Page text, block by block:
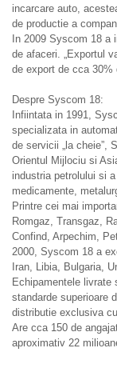
incarcare auto,
de productie a
In 2009 Syscom 18 a
de afaceri. „Exportul
de export de cca 30%
Despre Syscom 18:
Infiintata in 1991,
specializata in
de servicii „la cheie”,
Orientul Mijlociu si
industria petrolului si
medicamente,
Printre cei mai
Romgaz, Transgaz,
Confind, Arpechim,
2000, Syscom 18 a
Iran, Libia, Bulgaria,
Echipamentele livrate
standarde superioare
distributie exclusiva
Are cca 150 de
aproximativ 22